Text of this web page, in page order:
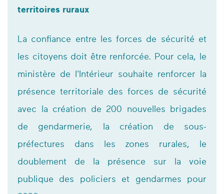
territoires ruraux
La confiance entre les forces de sécurité et
les citoyens doit être renforcée. Pour cela, le
ministère de l'Intérieur souhaite renforcer la
présence territoriale des forces de sécurité
avec la création de 200 nouvelles brigades
de gendarmerie, la création de sous-
préfectures dans les zones rurales, le
doublement de la présence sur la voie
publique des policiers et gendarmes pour